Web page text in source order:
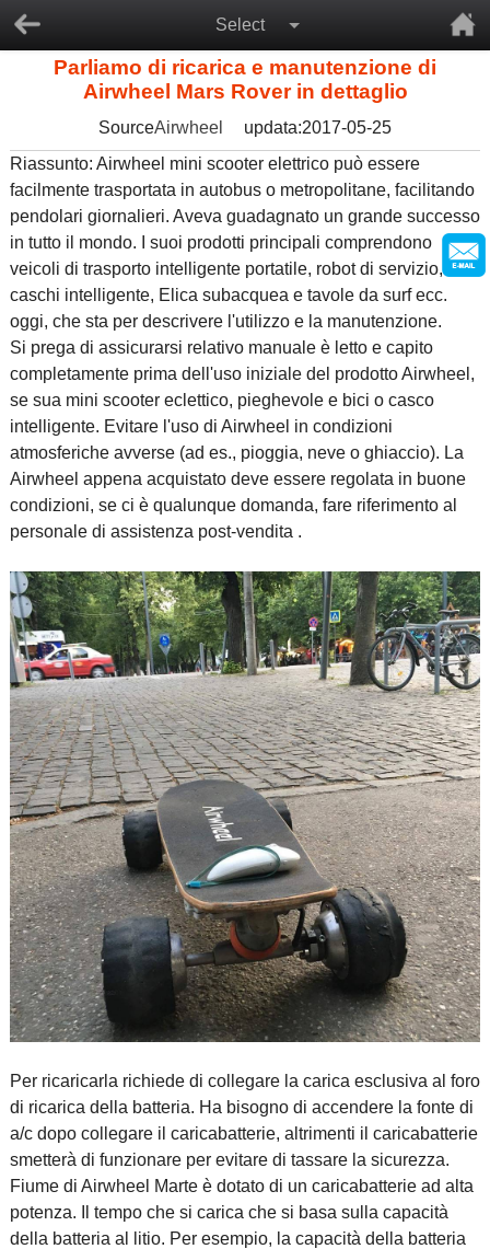
Select
Parliamo di ricarica e manutenzione di
Airwheel Mars Rover in dettaglio
SourceAirwheel
updata:2017-05-25
Riassunto: Airwheel mini scooter elettrico può essere
facilmente trasportata in autobus o metropolitane, facilitando
pendolari giornalieri. Aveva guadagnato un grande successo
in tutto il mondo. I suoi prodotti principali comprendono
veicoli di trasporto intelligente portatile, robot di servizio,
caschi intelligente, Elica subacquea e tavole da surf ecc.
oggi, che sta per descrivere l'utilizzo e la manutenzione.
Si prega di assicurarsi relativo manuale è letto e capito
completamente prima dell'uso iniziale del prodotto Airwheel,
se sua mini scooter eclettico, pieghevole e bici o casco
intelligente. Evitare l'uso di Airwheel in condizioni
atmosferiche avverse (ad es., pioggia, neve o ghiaccio). La
Airwheel appena acquistato deve essere regolata in buone
condizioni, se ci è qualunque domanda, fare riferimento al
personale di assistenza post-vendita .
Per ricaricarla richiede di collegare la carica esclusiva al foro
di ricarica della batteria. Ha bisogno di accendere la fonte di
a/c dopo collegare il caricabatterie, altrimenti il caricabatterie
smetterà di funzionare per evitare di tassare la sicurezza.
Fiume di Airwheel Marte è dotato di un caricabatterie ad alta
potenza. Il tempo che si carica che si basa sulla capacità
della batteria al litio. Per esempio, la capacità della batteria